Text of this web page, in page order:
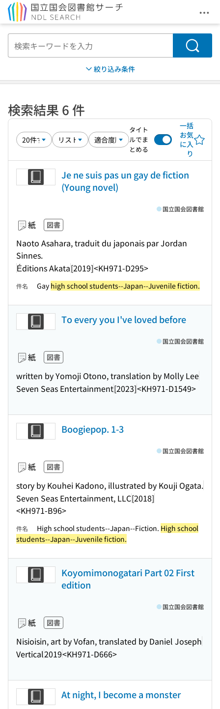
メ
検索
絞り込み条件
検索結果 6 件
タイト
ルでま
とめる
一括
お気
に入
り
Je ne suis pas un gay de fiction
(Young novel)
紙 図書
Naoto Asahara, traduit du japonais par Jordan
Sinnes.
Éditions Akata[2019]<KH971-D295>
国立国会図書館
件名 Gay high school students--Japan--Juvenile fiction.
To every you I've loved before
紙 図書
written by Yomoji Otono, translation by Molly Lee
Seven Seas Entertainment[2023]<KH971-D1549>
国立国会図書館
Boogiepop. 1-3
紙 図書
story by Kouhei Kadono, illustrated by Kouji Ogata.
Seven Seas Entertainment, LLC[2018]
<KH971-B96>
国立国会図書館
件名 High school students--Japan--Fiction. High school
students--Japan--Juvenile fiction.
Koyomimonogatari Part 02 First
edition
紙 図書
Nisioisin, art by Vofan, translated by Daniel Joseph
Vertical2019<KH971-D666>
国立国会図書館
At night, I become a monster